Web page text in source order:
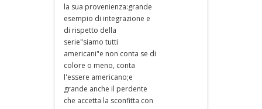
la sua provenienza:grande
esempio di integrazione e
di rispetto della
serie"siamo tutti
americani"e non conta se di
colore o meno, conta
l'essere americano;e
grande anche il perdente
che accetta la sconfitta con